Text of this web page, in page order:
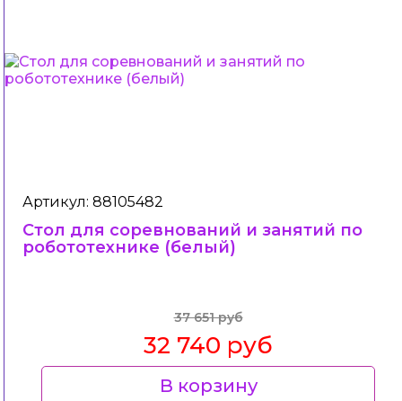
Артикул: 88105482
Стол для соревнований и занятий по
робототехнике (белый)
37 651 руб
32 740 руб
В корзину